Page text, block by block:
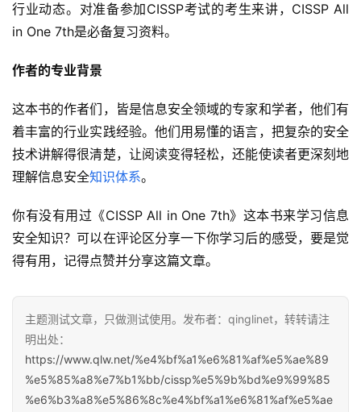
行业动态。对准备参加CISSP考试的考生来讲，CISSP All
in One 7th是必备复习资料。
作者的专业背景
这本书的作者们，皆是信息安全领域的专家和学者，他们有
着丰富的行业实践经验。他们用易懂的语言，把复杂的安全
技术讲解得很清楚，让阅读变得轻松，还能使读者更深刻地
理解信息安全知识体系。
你有没有用过《CISSP All in One 7th》这本书来学习信息
安全知识？可以在评论区分享一下你学习后的感受，要是觉
得有用，记得点赞并分享这篇文章。
主题测试文章，只做测试使用。发布者：qinglinet，转转请注
明出处：
https://www.qlw.net/%e4%bf%a1%e6%81%af%e5%ae%89
%e5%85%a8%e7%b1%bb/cissp%e5%9b%bd%e9%99%85
%e6%b3%a8%e5%86%8c%e4%bf%a1%e6%81%af%e5%ae